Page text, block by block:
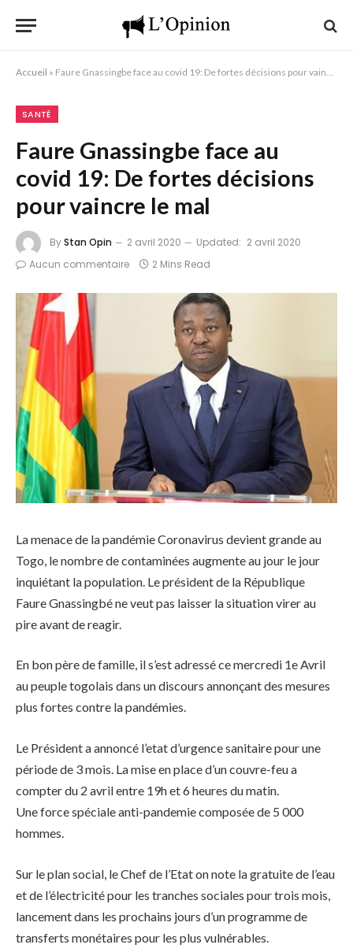
Accueil » Faure Gnassingbe face au covid 19: De fortes décisions pour vaincre le mal
SANTÉ
Faure Gnassingbe face au
covid 19: De fortes décisions
pour vaincre le mal
ByStan Opin 2 avril 2020 Updated: 2 avril 2020
Aucun commentaire
2 Mins Read
La menace de la pandémie Coronavirus devient grande au
Togo, le nombre de contaminées augmente au jour le jour
inquiétant la population. Le président de la République
Faure Gnassingbé ne veut pas laisser la situation virer au
pire avant de reagir.
En bon père de famille, il s’est adressé ce mercredi 1e Avril
au peuple togolais dans un discours annonçant des mesures
plus fortes contre la pandémies.
Le Président a annoncé l’etat d’urgence sanitaire pour une
période de 3 mois. La mise en place d’un couvre-feu a
compter du 2 avril entre 19h et 6 heures du matin.
Une force spéciale anti-pandemie composée de 5 000
hommes.
Sur le plan social, le Chef de l’Etat on note la gratuite de l’eau
et de l’électricité pour les tranches sociales pour trois mois,
lancement dans les prochains jours d’un programme de
transferts monétaires pour les plus vulnérables.